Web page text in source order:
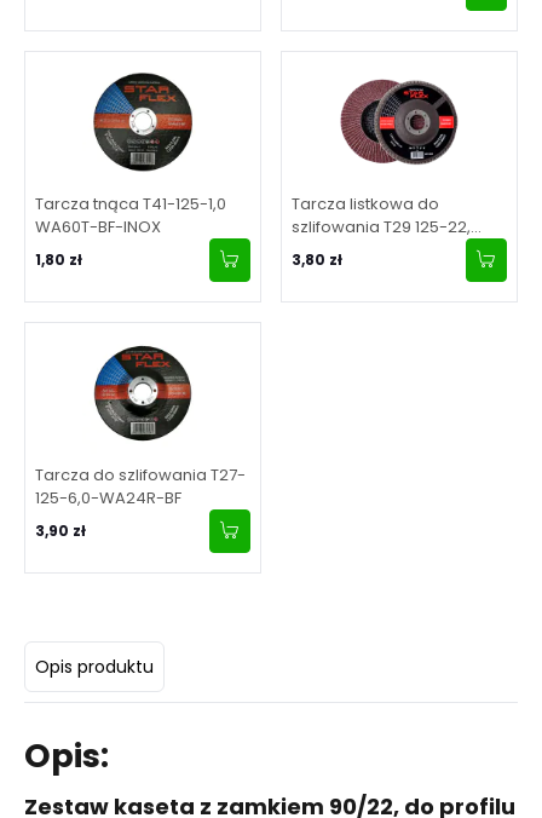
Tarcza tnąca T41-125-1,0
WA60T-BF-INOX
1,80 zł
Tarcza listkowa do
szlifowania T29 125-22,
granulacja 40
3,80 zł
Tarcza do szlifowania T27-
125-6,0-WA24R-BF
3,90 zł
Opis produktu
Opis:
Zestaw kaseta z zamkiem 90/22, do profilu